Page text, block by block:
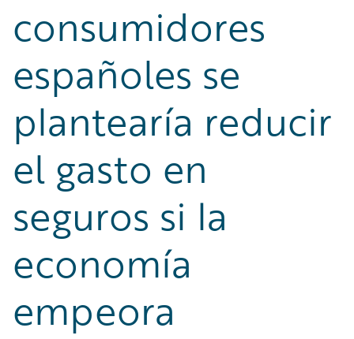
consumidores
españoles se
plantearía reducir
el gasto en
seguros si la
economía
empeora